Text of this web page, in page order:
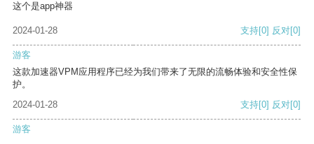
这个是app神器
2024-01-28 支持[0] 反对[0]
游客
这款加速器VPM应用程序已经为我们带来了无限的流畅体验和安全性保
护。
2024-01-28
支持[0] 反对[0]
游客